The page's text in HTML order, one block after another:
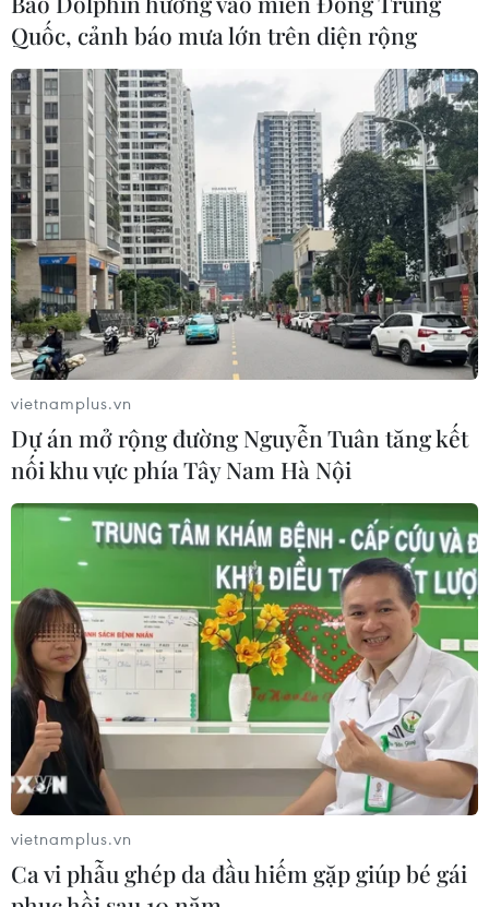
TIN CÙNG CHUYÊN MỤC
Ca vi phẫu ghép da đầu hiếm gặp
giúp bé gái phục hồi sau 10 năm
06/08/2026 07:15
Hà Nội: Kiểm tra, xác minh liên quan
đến sản phẩm giảm cân dạng bút
06/08/2026 07:05
Người dân không sử dụng sản phẩm
giảm cân không rõ nguồn gốc, chưa
được cấp phép
06/08/2026 04:22
Công nghệ Robot Da Vinci
nâng cao năng lực phẫu thuật
chuyên sâu tại Bệnh viện K
Quốc, cảnh báo mưa lớn trên diện rộng
vietnamplus.vn
Dự án mở rộng đường Nguyễn Tuân tăng kết
nối khu vực phía Tây Nam Hà Nội
vietnamplus.vn
Ca vi phẫu ghép da đầu hiếm gặp giúp bé gái